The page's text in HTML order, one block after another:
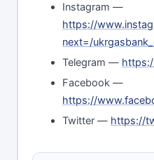
Instagram —
https://
next=/
Telegram —
Facebook —
https://
Twitter — https://